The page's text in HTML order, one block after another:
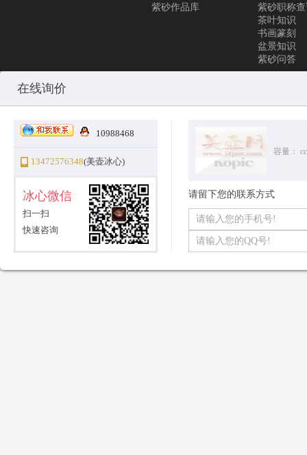
紫砂作品库
紫砂职称
茶叶知识
书画篆刻
盆景知识
紫砂问答
Copyright © 2010-2025 All Rights Reserved
在线询价
10988468
13472576348(美壶冰心)
冰心微信
扫一扫
快速咨询
容量： cc
请留下您的联系方式